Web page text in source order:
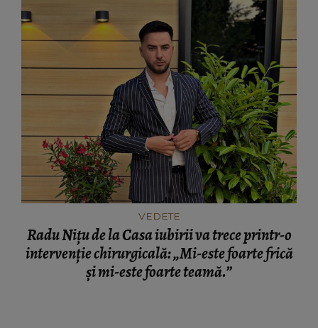
VEDETE
Radu Nițu de la Casa iubirii va trece printr-o
intervenție chirurgicală: „Mi-este foarte frică
și mi-este foarte teamă.”